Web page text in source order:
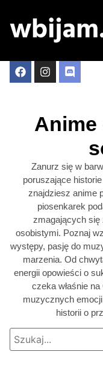
Anime
Zanurz się w
poruszające
znajdziesz anime
piosenkarek
zmagających
osobistymi. Poznaj
występy, pasję do
marzenia. Od
energii opowieści o
czeka właśnie
muzycznych
historii o